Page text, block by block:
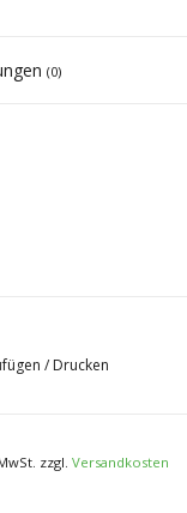
(0)
/ Drucken
zzgl. Versandkosten